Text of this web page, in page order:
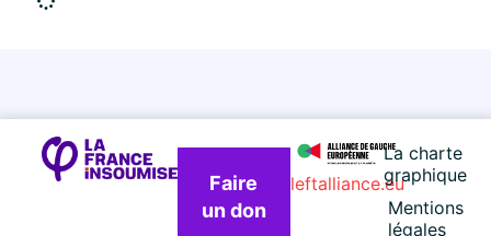
Faire
un don
La charte
graphique
Mentions
légales
leftalliance.eu